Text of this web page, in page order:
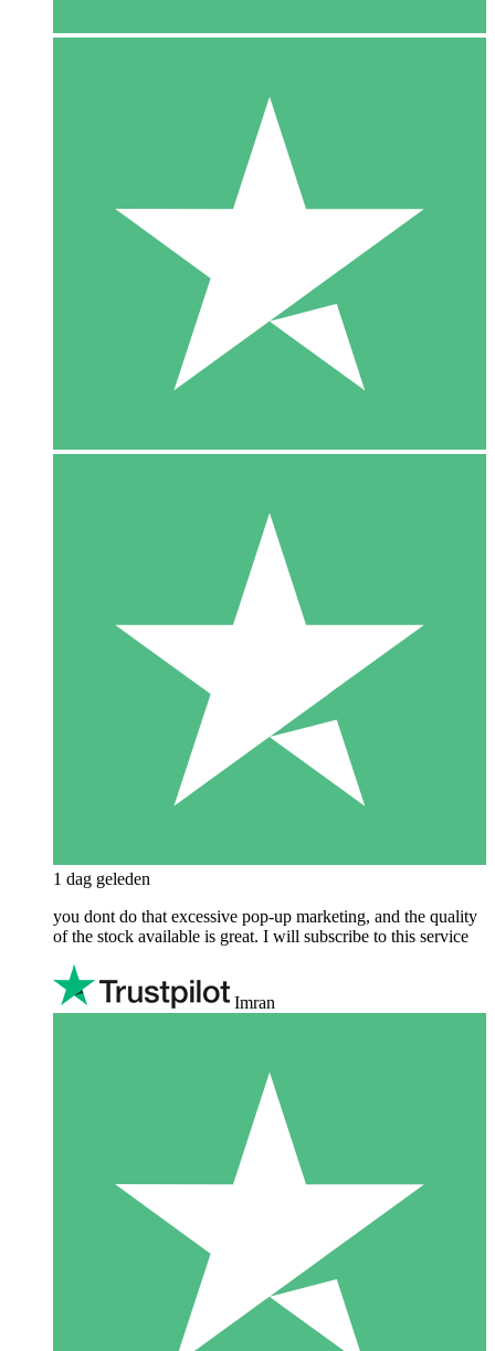
1 dag geleden
you dont do that excessive pop-up marketing, and the quality
of the stock available is great. I will subscribe to this service
Imran